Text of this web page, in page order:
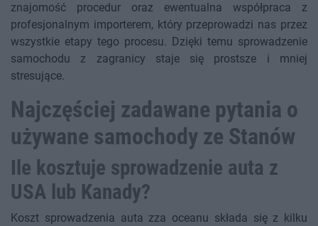
znajomość procedur oraz ewentualna współpraca z
profesjonalnym importerem, który przeprowadzi nas przez
wszystkie etapy tego procesu. Dzięki temu sprowadzenie
samochodu z zagranicy staje się prostsze i mniej
stresujące.
Najczęściej zadawane pytania o
używane samochody ze Stanów
Ile kosztuje sprowadzenie auta z
USA lub Kanady?
Koszt sprowadzenia auta zza oceanu składa się z kilku